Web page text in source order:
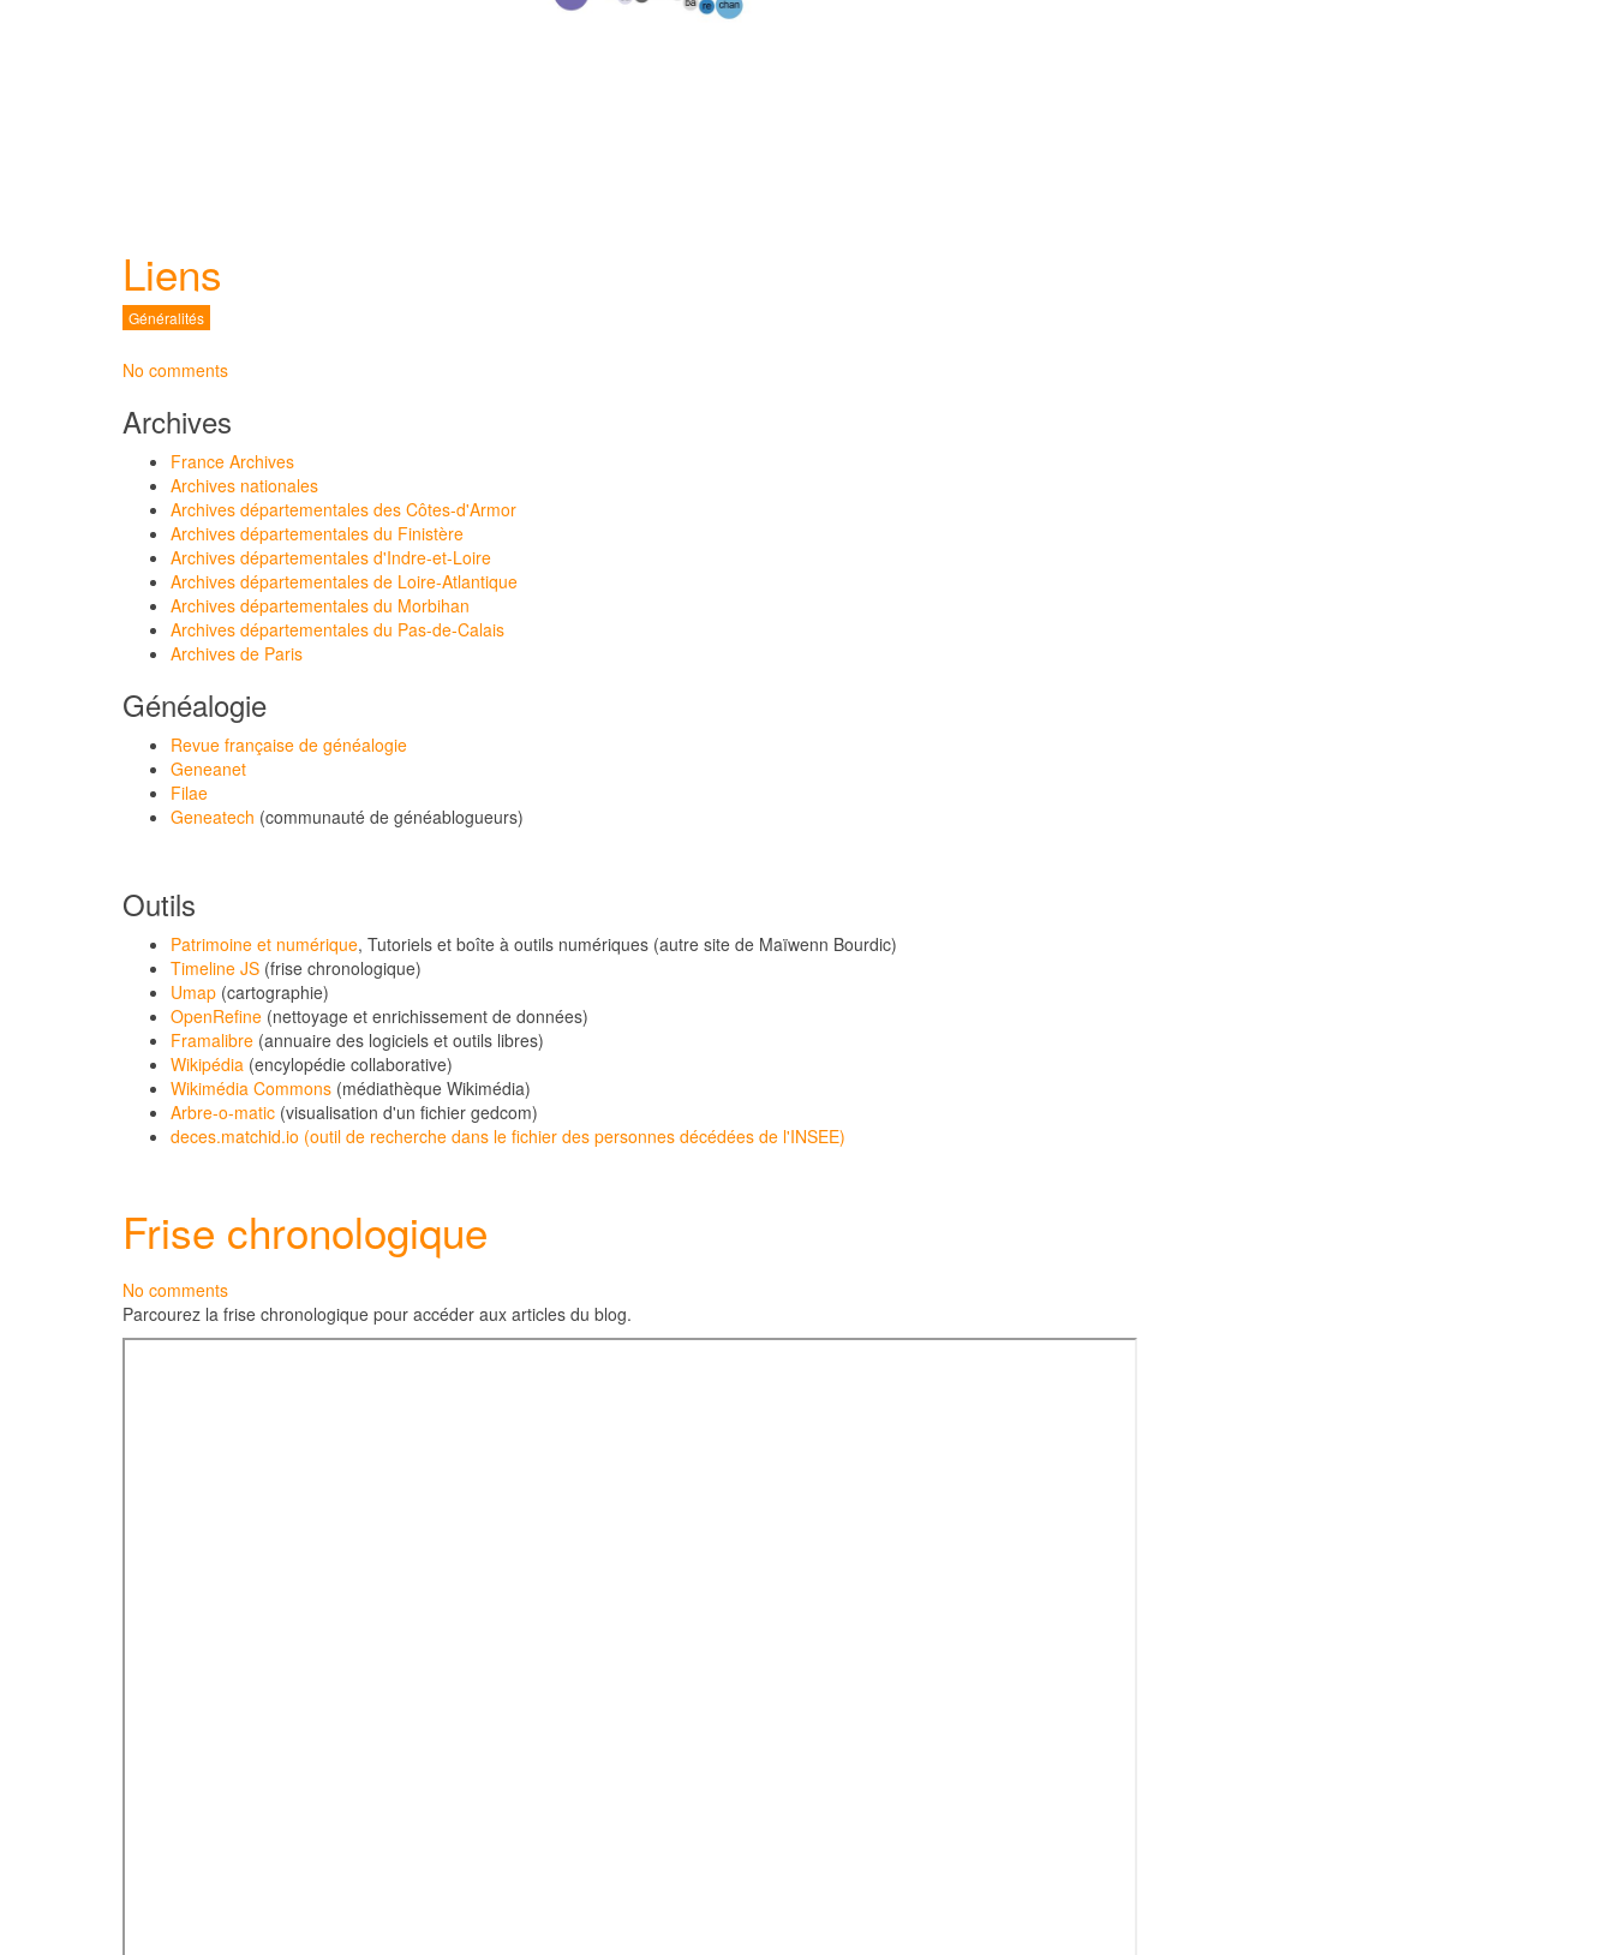
Liens
Généralités
No comments
Archives
France Archives
Archives nationales
Archives départementales des Côtes-d'Armor
Archives départementales du Finistère
Archives départementales d'Indre-et-Loire
Archives départementales de Loire-Atlantique
Archives départementales du Morbihan
Archives départementales du Pas-de-Calais
Archives de Paris
Généalogie
Revue française de généalogie
Geneanet
Filae
Geneatech (communauté de généablogueurs)
Outils
Patrimoine et numérique, Tutoriels et boîte à outils numériques (autre site de Maïwenn Bourdic)
Timeline JS (frise chronologique)
Umap (cartographie)
OpenRefine (nettoyage et enrichissement de données)
Framalibre (annuaire des logiciels et outils libres)
Wikipédia (encylopédie collaborative)
Wikimédia Commons (médiathèque Wikimédia)
Arbre-o-matic (visualisation d'un fichier gedcom)
deces.matchid.io (outil de recherche dans le fichier des personnes décédées de l'INSEE)
Frise chronologique
No comments
Parcourez la frise chronologique pour accéder aux articles du blog.